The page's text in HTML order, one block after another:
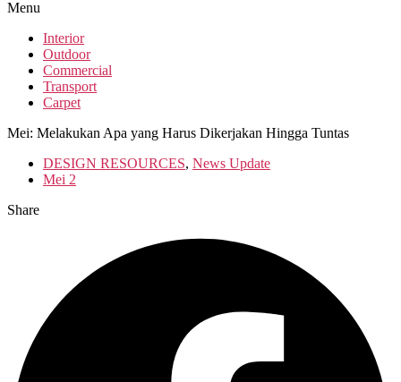
Menu
Interior
Outdoor
Commercial
Transport
Carpet
Mei: Melakukan Apa yang Harus Dikerjakan Hingga Tuntas
DESIGN RESOURCES, News Update
Mei 2
Share